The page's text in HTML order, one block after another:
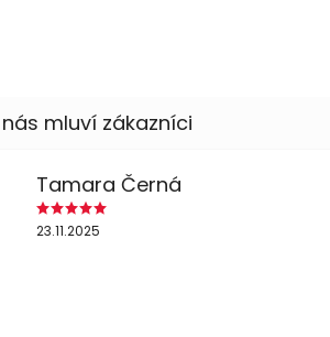
Tamara Černá
23.11.2025